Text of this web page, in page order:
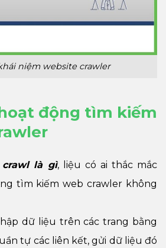
niệm website crawler
động tìm kiếm
crawl là gì, liệu có ai thắc mắc
tìm kiếm web crawler không
dữ liệu trên các trang bằng
tự các liên kết, gửi dữ liệu đó